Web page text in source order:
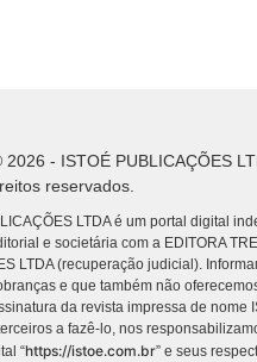
- ISTOÉ PUBLICAÇÕES
reservados.
LTDA é um portal digital
e societária com a EDITORA
LTDA (recuperação judicial).
e que também não
da revista impressa de nome
a fazê-lo, nos
“https://istoe.com.br” e seus